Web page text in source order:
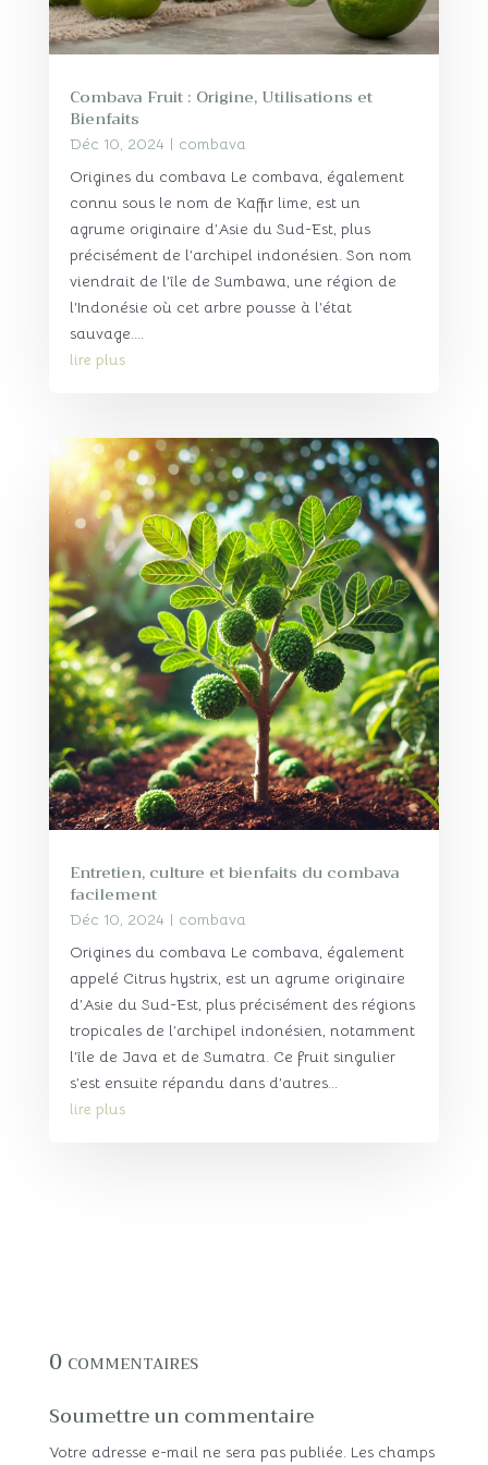
Combava Fruit : Origine, Utilisations et
Bienfaits
Déc 10, 2024 | combava
Origines du combava Le combava, également
connu sous le nom de Kaffir lime, est un
agrume originaire d’Asie du Sud-Est, plus
précisément de l’archipel indonésien. Son nom
viendrait de l’île de Sumbawa, une région de
l’Indonésie où cet arbre pousse à l’état
sauvage....
lire plus
Entretien, culture et bienfaits du combava
facilement
Déc 10, 2024 | combava
Origines du combava Le combava, également
appelé Citrus hystrix, est un agrume originaire
d’Asie du Sud-Est, plus précisément des régions
tropicales de l’archipel indonésien, notamment
l’île de Java et de Sumatra. Ce fruit singulier
s’est ensuite répandu dans d’autres...
lire plus
0 commentaires
Soumettre un commentaire
Votre adresse e-mail ne sera pas publiée. Les champs